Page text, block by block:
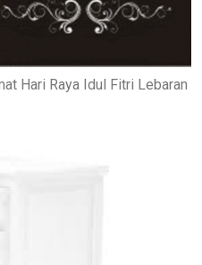
Hari Raya Idul Fitri Lebaran